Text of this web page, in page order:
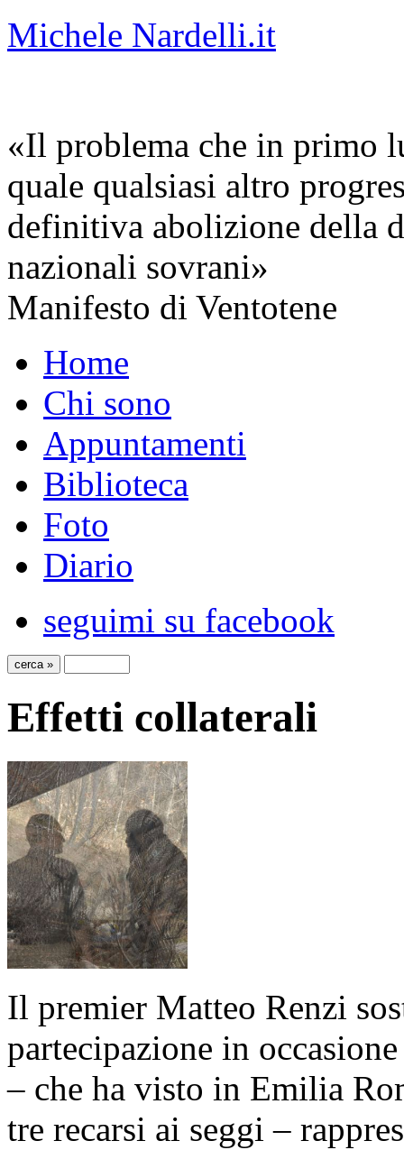
Michele Nardelli.it
«Il problema che in primo
quale qualsiasi altro
definitiva abolizione della
nazionali sovrani»
Manifesto di Ventotene
Home
Chi sono
Appuntamenti
Biblioteca
Foto
Diario
seguimi su facebook
Effetti collaterali
Il premier Matteo Renzi
partecipazione in
– che ha visto in Emilia
tre recarsi ai seggi –